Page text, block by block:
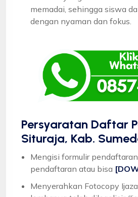
memadai, sehingga siswa
dengan nyaman dan fokus.
Persyaratan Daftar
Situraja, Kab.
Mengisi formulir
pendaftaran atau bisa
Menyerahkan Fotocopy